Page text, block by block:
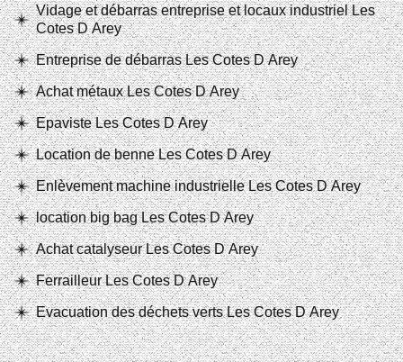
Vidage et débarras entreprise et locaux industriel Les
Cotes D Arey
Entreprise de débarras Les Cotes D Arey
Achat métaux Les Cotes D Arey
Epaviste Les Cotes D Arey
Location de benne Les Cotes D Arey
Enlèvement machine industrielle Les Cotes D Arey
location big bag Les Cotes D Arey
Achat catalyseur Les Cotes D Arey
Ferrailleur Les Cotes D Arey
Evacuation des déchets verts Les Cotes D Arey